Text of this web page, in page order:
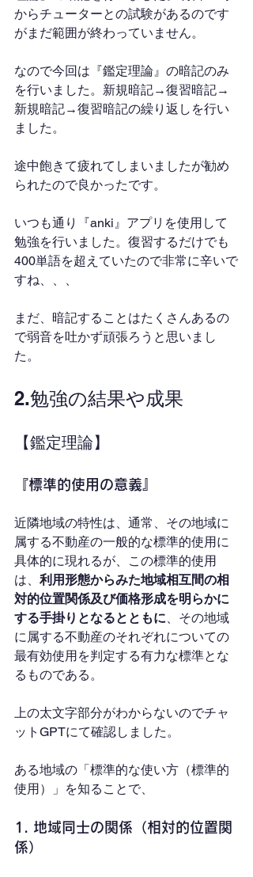
からチューターとの試験があるのです
がまだ範囲が終わっていません。
なので今回は『鑑定理論』の暗記のみ
を行いました。新規暗記→復習暗記→
新規暗記→復習暗記の繰り返しを行い
ました。
途中飽きて疲れてしまいましたが勧め
られたので良かったです。
いつも通り『anki』アプリを使用して
勉強を行いました。復習するだけでも
400単語を超えていたので非常に辛いで
すね、、、
まだ、暗記することはたくさんあるの
で弱音を吐かず頑張ろうと思いまし
た。
2.勉強の結果や成果
【鑑定理論】
『標準的使用の意義』
近隣地域の特性は、通常、その地域に
属する不動産の一般的な標準的使用に
具体的に現れるが、この標準的使用
は、 利用形態からみた地域相互間の相
対的位置関係及び価格形成を明らかに
する手掛りとなるとともに、その地域
に属する不動産のそれぞれについての
最有効使用を判定する有力な標準とな
るものである。
上の太文字部分がわからないのでチャ
ットGPTにて確認しました。
ある地域の「標準的な使い方（標準的
使用）」を知ることで、
1. 地域同士の関係（相対的位置関
係）